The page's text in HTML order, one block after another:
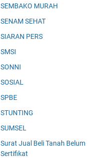
SEMBAKO MURAH
SENAM SEHAT
SIARAN PERS
SMSI
SONNI
SOSIAL
SPBE
STUNTING
SUMSEL
Surat Jual Beli Tanah Belum
Sertifikat